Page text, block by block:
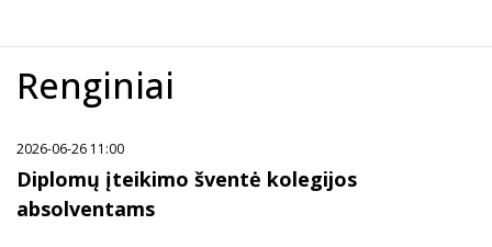
Renginiai
2026-06-26 11:00
Diplomų įteikimo šventė kolegijos
absolventams